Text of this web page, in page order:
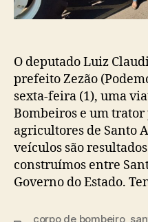
O deputado Luiz
prefeito Zezão
sexta-feira (1), uma
Bombeiros e um
agricultores de Santo
veículos são
construímos entre
Governo do Estado.
corpo de bombeiro,